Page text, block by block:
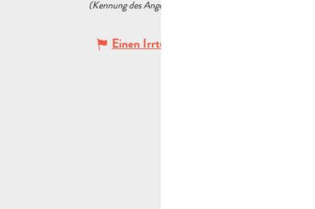
(Kennung des Angebots :
Einen Irrtum angeben